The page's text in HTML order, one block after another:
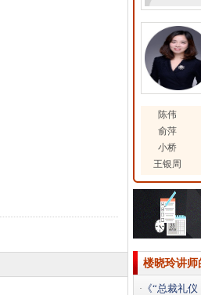
陈伟
俞萍
小桥
王银周
楼晓玲讲师
· 《“总裁礼仪，商